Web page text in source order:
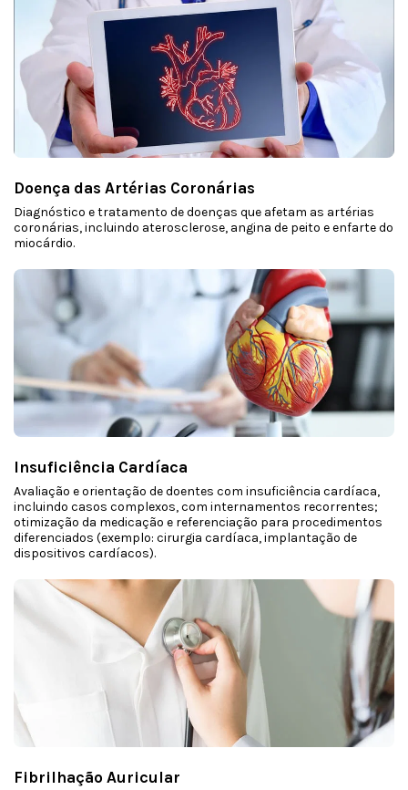
Doença das Artérias Coronárias
Diagnóstico e tratamento de doenças que afetam as artérias
coronárias, incluindo aterosclerose, angina de peito e enfarte do
miocárdio.
Insuficiência Cardíaca
Avaliação e orientação de doentes com insuficiência cardíaca,
incluindo casos complexos, com internamentos recorrentes;
otimização da medicação e referenciação para procedimentos
diferenciados (exemplo: cirurgia cardíaca, implantação de
dispositivos cardíacos).
Fibrilhação Auricular